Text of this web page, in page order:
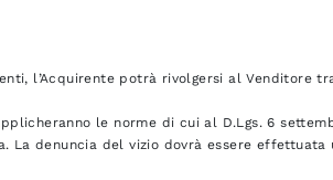
l’Acquirente potrà rivolgersi al Venditore
le norme di cui al D.Lgs. 6
La denuncia del vizio dovrà essere effettuata